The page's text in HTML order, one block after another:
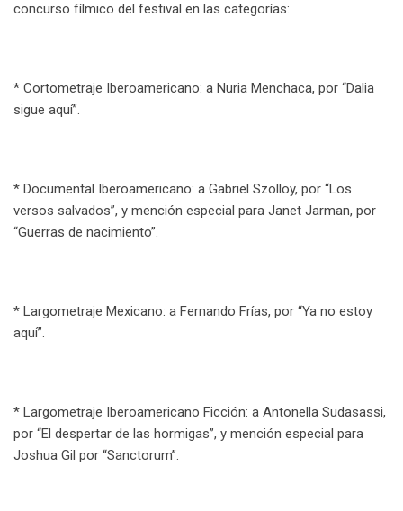
concurso fílmico del festival en las categorías:
* Cortometraje Iberoamericano: a Nuria Menchaca, por “Dalia
sigue aquí”.
* Documental Iberoamericano: a Gabriel Szolloy, por “Los
versos salvados”, y mención especial para Janet Jarman, por
“Guerras de nacimiento”.
* Largometraje Mexicano: a Fernando Frías, por “Ya no estoy
aquí”.
* Largometraje Iberoamericano Ficción: a Antonella Sudasassi,
por “El despertar de las hormigas”, y mención especial para
Joshua Gil por “Sanctorum”.